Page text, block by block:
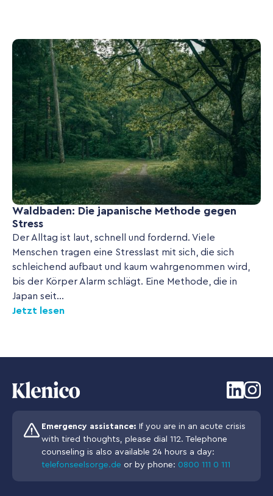
Waldbaden: Die japanische Methode gegen
Stress
Der Alltag ist laut, schnell und fordernd. Viele
Menschen tragen eine Stresslast mit sich, die sich
schleichend aufbaut und kaum wahrgenommen wird,
bis der Körper Alarm schlägt. Eine Methode, die in
Japan seit...
Jetzt lesen
Emergency assistance: If you are in an acute crisis
with tired thoughts, please dial 112. Telephone
counseling is also available 24 hours a day:
telefonseelsorge.de or by phone: 0800 111 0 111